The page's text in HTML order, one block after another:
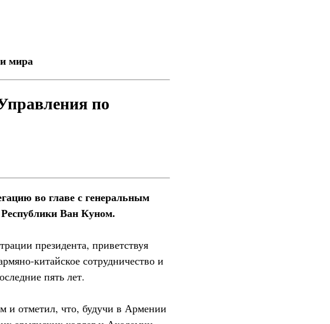
мира
по
во главе с генеральным
Ван Куном.
президента, приветствуя
китайское сотрудничество и
пять лет.
и отметил, что, будучи в Армении